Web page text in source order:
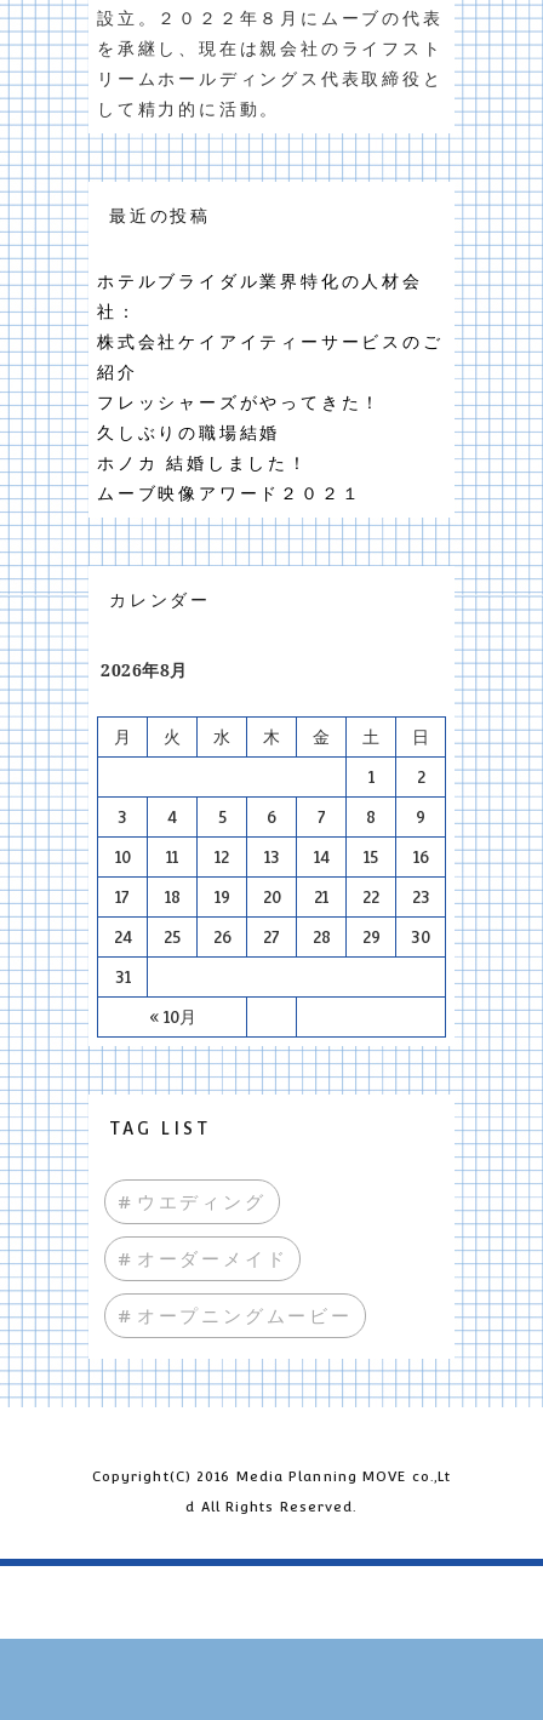
設立。２０２２年８月にムーブの代表
を承継し、現在は親会社のライフスト
リームホールディングス代表取締役と
して精力的に活動。
最近の投稿
ホテルブライダル業界特化の人材会
社：
株式会社ケイアイティーサービスのご
紹介
フレッシャーズがやってきた！
久しぶりの職場結婚
ホノカ 結婚しました！
ムーブ映像アワード２０２１
カレンダー
2026年8月
月 火 水 木 金 土 日
« 10月
1 2
3 4 5 6 7 8 9
10 11 12 13 14 15 16
17 18 19 20 21 22 23
24 25 26 27 28 29 30
31
TAG LIST
#ウエディング
#オーダーメイド
#オープニングムービー
Copyright(C) 2016 Media Planning MOVE co.,Lt
d All Rights Reserved.